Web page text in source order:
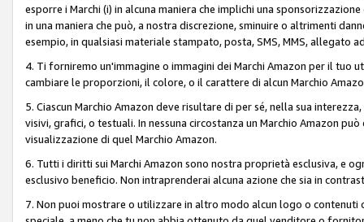
esporre i Marchi (i) in alcuna maniera che implichi una
in una maniera che può, a nostra discrezione, sminuire o altrimenti
esempio, in qualsiasi materiale stampato, posta, SMS, MMS,
4. Ti forniremo un'immagine o immagini dei Marchi Amazon per il tuo
cambiare le proporzioni, il colore, o il carattere di alcun Marchio
5. Ciascun Marchio Amazon deve risultare di per sé, nella sua
visivi, grafici, o testuali. In nessuna circostanza un Marchio Amazon
visualizzazione di quel Marchio Amazon.
6. Tutti i diritti sui Marchi Amazon sono nostra proprietà esclusiva, e
esclusivo beneficio. Non intraprenderai alcuna azione che sia in
7. Non puoi mostrare o utilizzare in altro modo alcun logo o